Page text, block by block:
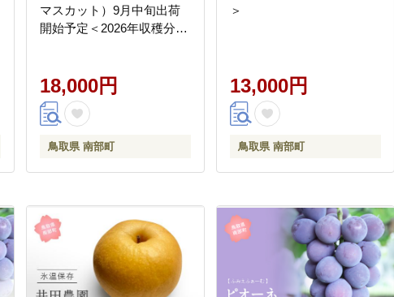
マスカット）9月中旬出荷
開始予定＜2026年収穫分・
18,000円
鳥取県 南部町
＞
13,000円
鳥取県 南部町